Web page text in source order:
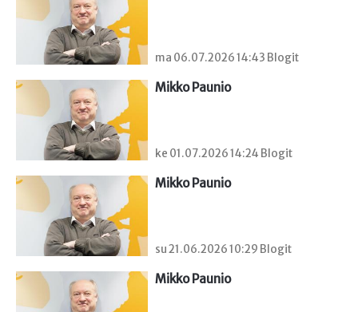
ma 06.07.2026 14:43 Blogit
Mikko Paunio
ke 01.07.2026 14:24 Blogit
Mikko Paunio
su 21.06.2026 10:29 Blogit
Mikko Paunio